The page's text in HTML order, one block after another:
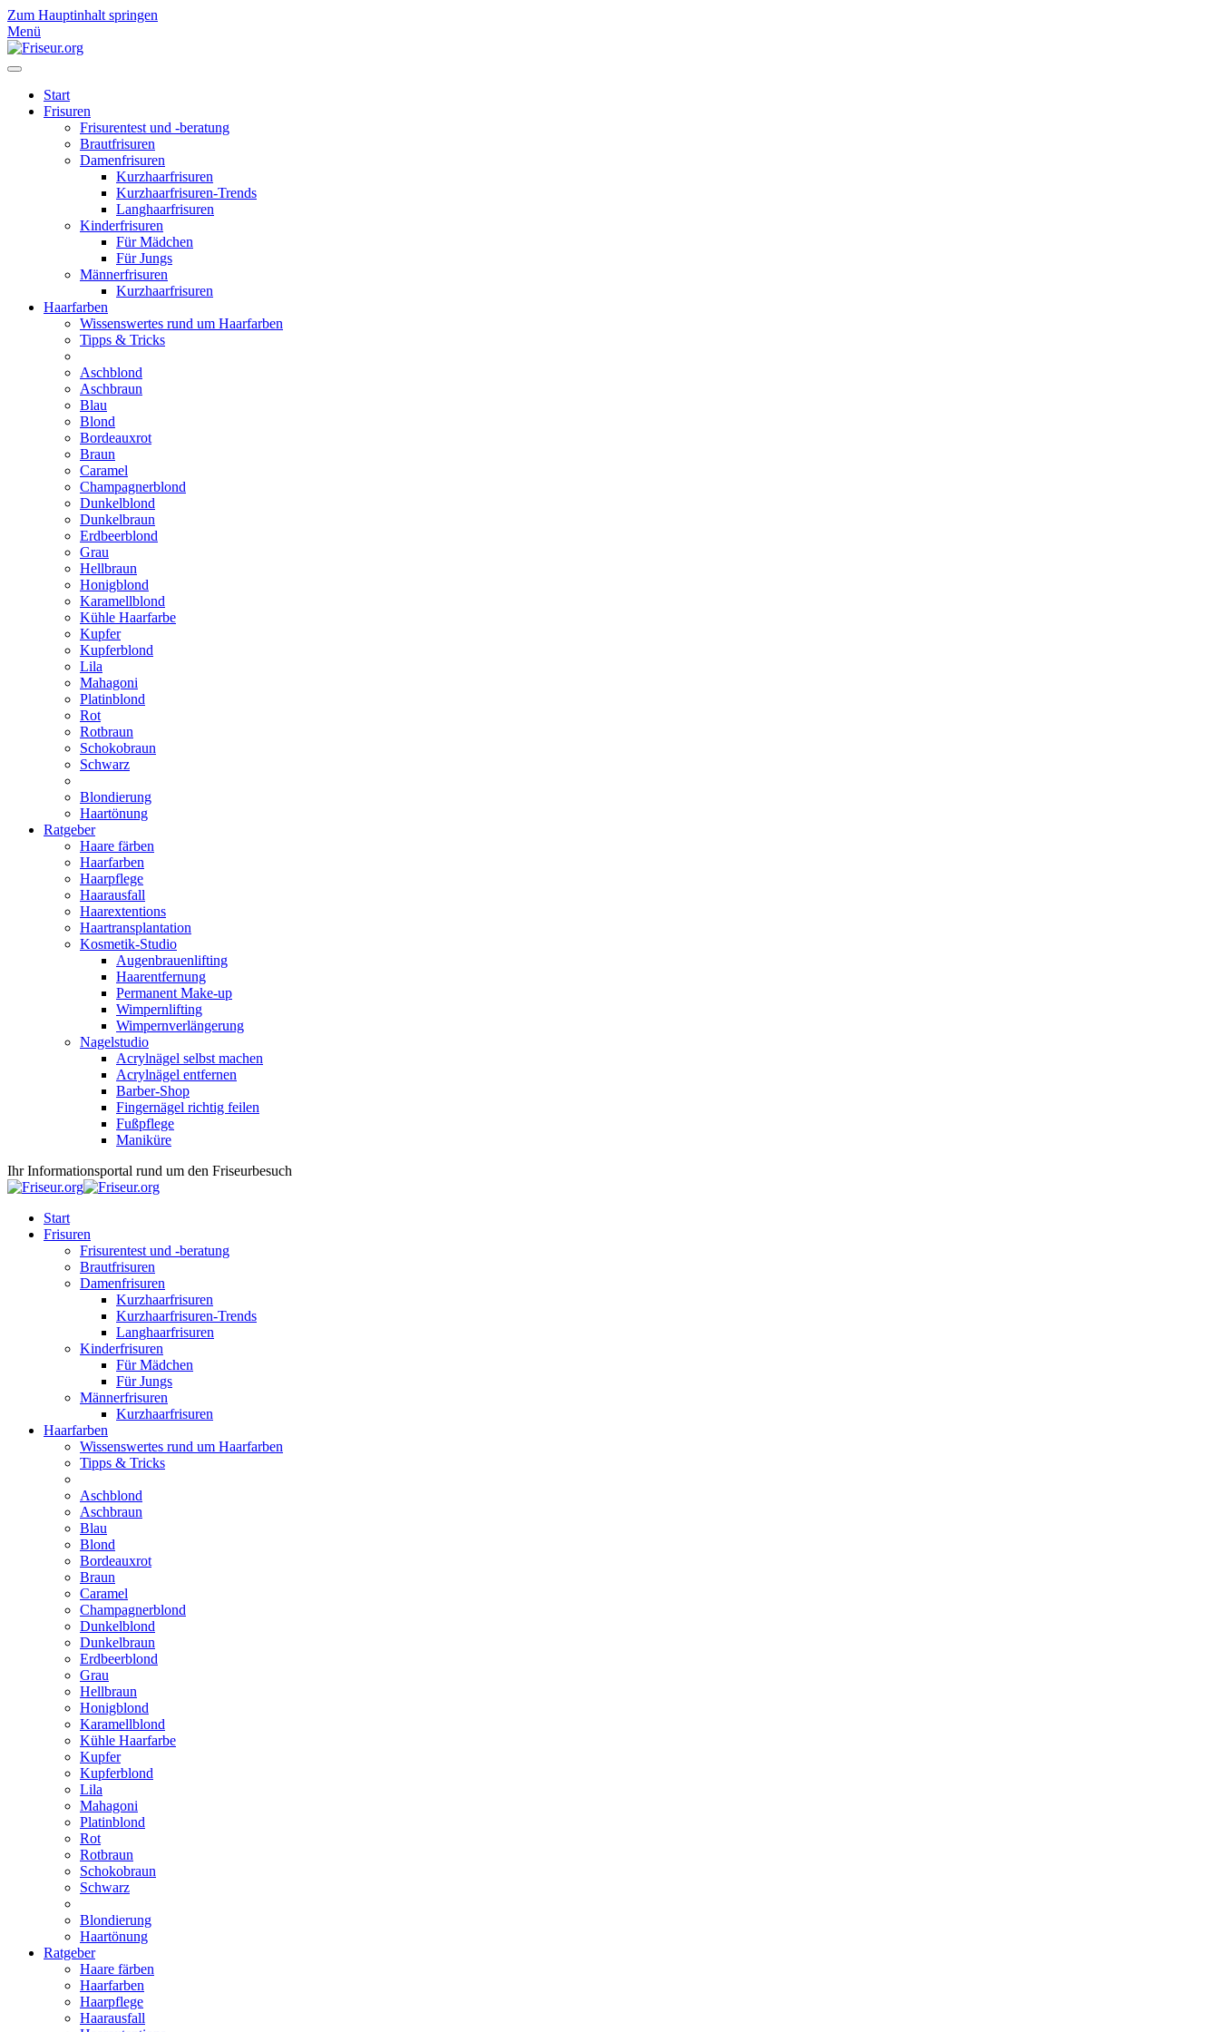
Zum Hauptinhalt springen
Menü
Start
Frisuren
Frisurentest und -beratung
Brautfrisuren
Damenfrisuren
Kurzhaarfrisuren
Kurzhaarfrisuren-Trends
Langhaarfrisuren
Kinderfrisuren
Für Mädchen
Für Jungs
Männerfrisuren
Kurzhaarfrisuren
Haarfarben
Wissenswertes rund um Haarfarben
Tipps & Tricks
Aschblond
Aschbraun
Blau
Blond
Bordeauxrot
Braun
Caramel
Champagnerblond
Dunkelblond
Dunkelbraun
Erdbeerblond
Grau
Hellbraun
Honigblond
Karamellblond
Kühle Haarfarbe
Kupfer
Kupferblond
Lila
Mahagoni
Platinblond
Rot
Rotbraun
Schokobraun
Schwarz
Blondierung
Haartönung
Ratgeber
Haare färben
Haarfarben
Haarpflege
Haarausfall
Haarextentions
Haartransplantation
Kosmetik-Studio
Augenbrauenlifting
Haarentfernung
Permanent Make-up
Wimpernlifting
Wimpernverlängerung
Nagelstudio
Acrylnägel selbst machen
Acrylnägel entfernen
Barber-Shop
Fingernägel richtig feilen
Fußpflege
Maniküre
Ihr Informationsportal rund um den Friseurbesuch
Start
Frisuren
Frisurentest und -beratung
Brautfrisuren
Damenfrisuren
Kurzhaarfrisuren
Kurzhaarfrisuren-Trends
Langhaarfrisuren
Kinderfrisuren
Für Mädchen
Für Jungs
Männerfrisuren
Kurzhaarfrisuren
Haarfarben
Wissenswertes rund um Haarfarben
Tipps & Tricks
Aschblond
Aschbraun
Blau
Blond
Bordeauxrot
Braun
Caramel
Champagnerblond
Dunkelblond
Dunkelbraun
Erdbeerblond
Grau
Hellbraun
Honigblond
Karamellblond
Kühle Haarfarbe
Kupfer
Kupferblond
Lila
Mahagoni
Platinblond
Rot
Rotbraun
Schokobraun
Schwarz
Blondierung
Haartönung
Ratgeber
Haare färben
Haarfarben
Haarpflege
Haarausfall